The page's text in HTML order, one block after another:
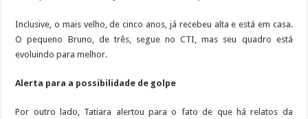
Inclusive, o mais velho, de cinco anos, já recebeu alta e está em casa.
O pequeno Bruno, de três, segue no CTI, mas seu quadro está
evoluindo para melhor.
Alerta para a possibilidade de golpe
Por outro lado, Tatiara alertou para o fato de que há relatos da